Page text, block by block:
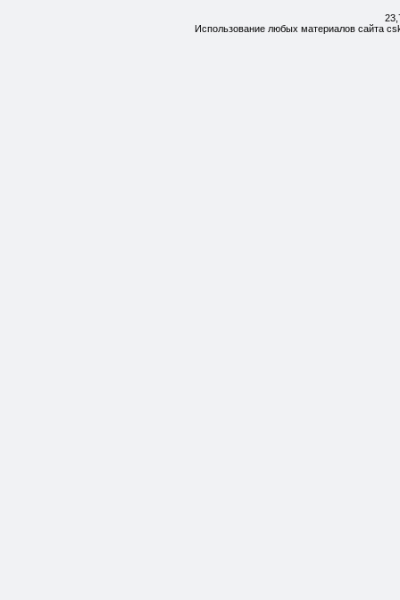
Использование любых материалов сайта